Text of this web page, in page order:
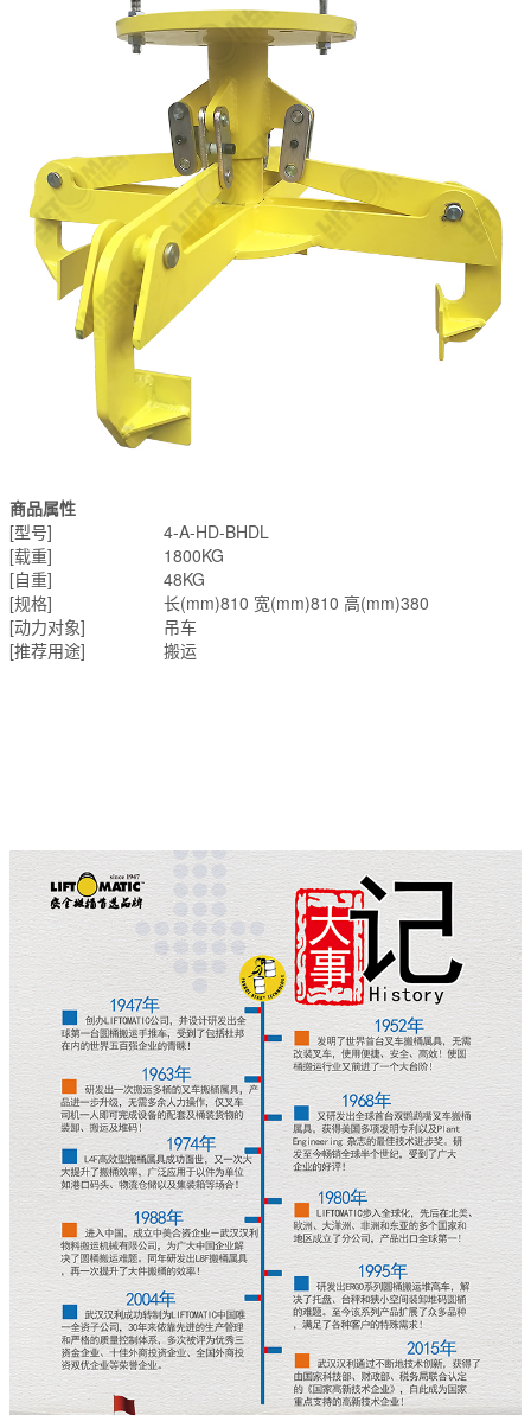
商品属性
[型号]
4-A-HD-BHDL
[载重]
1800KG
[自重]
48KG
[规格]
长(mm)810 宽(mm)810 高(mm)380
[动力对象]
吊车
[推荐用途]
搬运